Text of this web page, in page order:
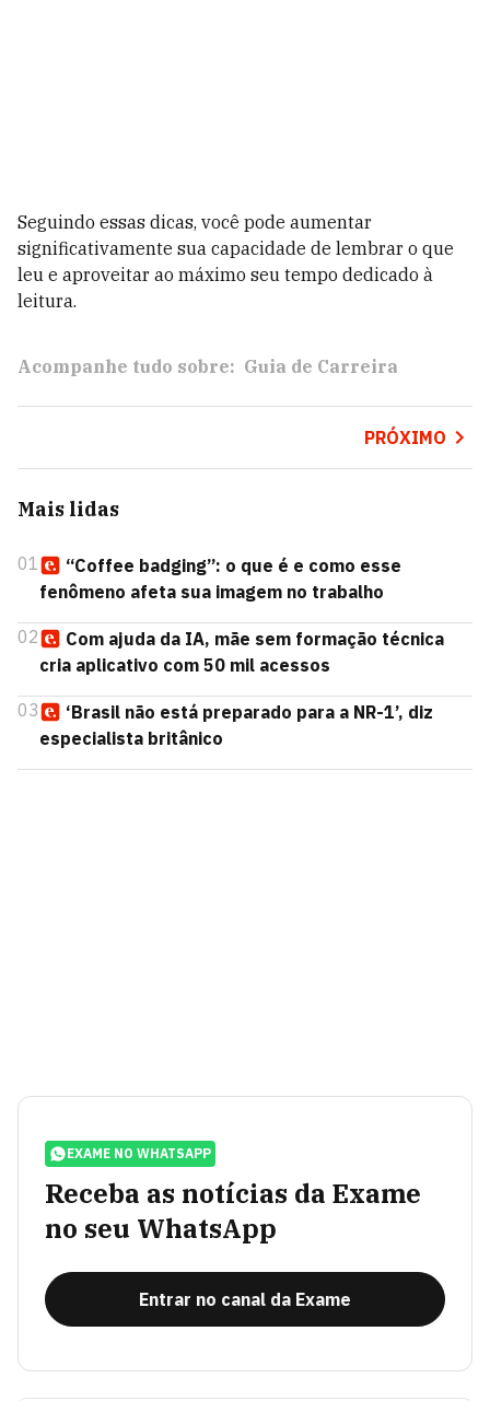
Seguindo essas dicas, você pode aumentar
significativamente sua capacidade de lembrar o que
leu e aproveitar ao máximo seu tempo dedicado à
leitura.
Acompanhe tudo sobre: Guia de Carreira
PRÓXIMO
Mais lidas
01
“Coffee badging”: o que é e como esse
fenômeno afeta sua imagem no trabalho
02
Com ajuda da IA, mãe sem formação técnica
cria aplicativo com 50 mil acessos
03
‘Brasil não está preparado para a NR-1’, diz
especialista britânico
EXAME NO WHATSAPP
Receba as notícias da Exame
no seu WhatsApp
Entrar no canal da Exame